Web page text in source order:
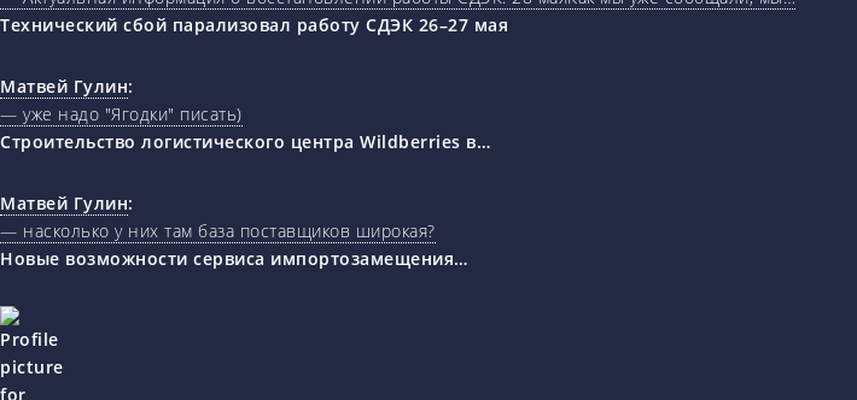
Технический сбой парализовал работу СДЭК 26–27 мая
Матвей Гулин:
— уже надо "Ягодки" писать)
Строительство логистического центра Wildberries в…
Матвей Гулин:
— насколько у них там база поставщиков широкая?
Новые возможности сервиса импортозамещения…